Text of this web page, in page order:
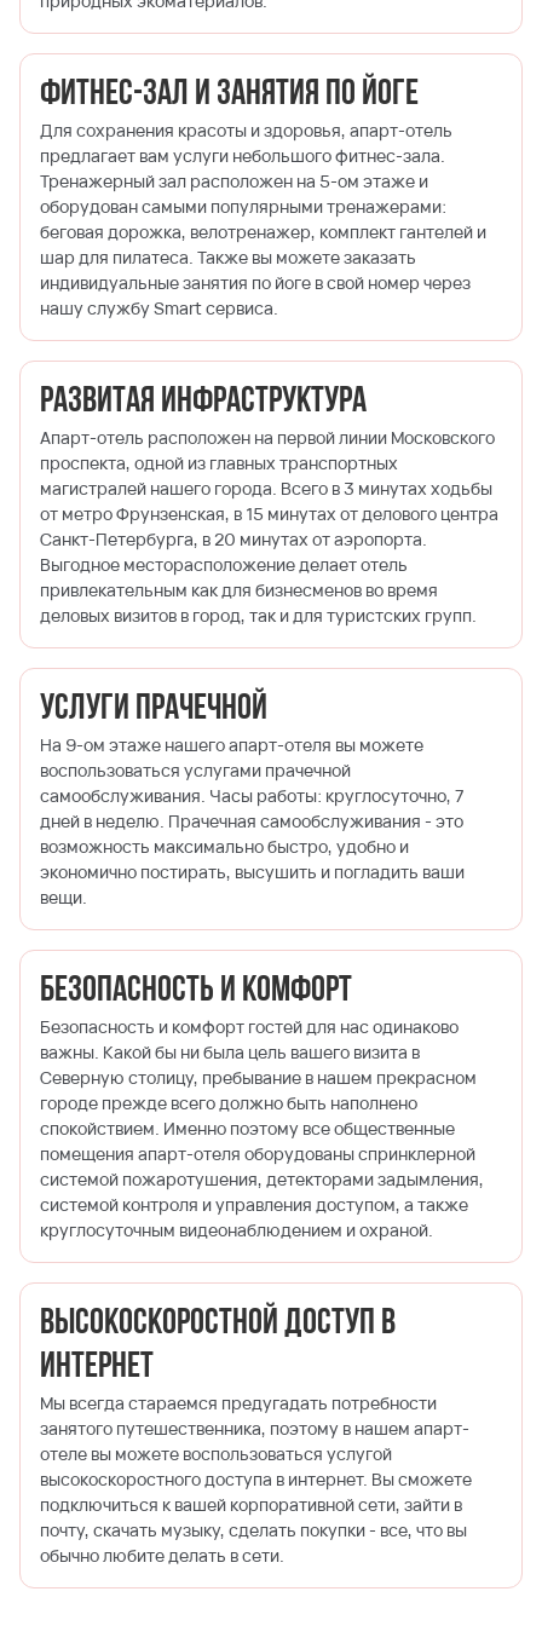
Фитнес-зал и занятия по йоге
Для сохранения красоты и здоровья, апарт-отель
предлагает вам услуги небольшого фитнес-зала.
Тренажерный зал расположен на 5-ом этаже и
оборудован самыми популярными тренажерами:
беговая дорожка, велотренажер, комплект гантелей и
шар для пилатеса. Также вы можете заказать
индивидуальные занятия по йоге в свой номер через
нашу службу Smart сервиса.
Развитая инфраструктура
Апарт-отель расположен на первой линии Московского
проспекта, одной из главных транспортных
магистралей нашего города. Всего в 3 минутах ходьбы
от метро Фрунзенская, в 15 минутах от делового центра
Санкт-Петербурга, в 20 минутах от аэропорта.
Выгодное месторасположение делает отель
привлекательным как для бизнесменов во время
деловых визитов в город, так и для туристских групп.
Услуги прачечной
На 9-ом этаже нашего апарт-отеля вы можете
воспользоваться услугами прачечной
самообслуживания. Часы работы: круглосуточно, 7
дней в неделю. Прачечная самообслуживания - это
возможность максимально быстро, удобно и
экономично постирать, высушить и погладить ваши
вещи.
Безопасность и комфорт
Безопасность и комфорт гостей для нас одинаково
важны. Какой бы ни была цель вашего визита в
Северную столицу, пребывание в нашем прекрасном
городе прежде всего должно быть наполнено
спокойствием. Именно поэтому все общественные
помещения апарт-отеля оборудованы спринклерной
системой пожаротушения, детекторами задымления,
системой контроля и управления доступом, а также
круглосуточным видеонаблюдением и охраной.
Высокоскоростной доступ в
Интернет
Мы всегда стараемся предугадать потребности
занятого путешественника, поэтому в нашем апарт-
отеле вы можете воспользоваться услугой
высокоскоростного доступа в интернет. Вы сможете
подключиться к вашей корпоративной сети, зайти в
почту, скачать музыку, сделать покупки - все, что вы
обычно любите делать в сети.